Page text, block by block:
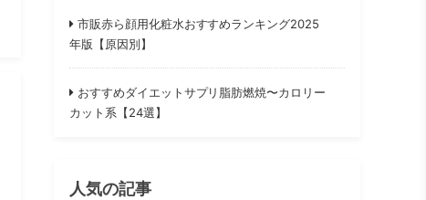
市販赤ら顔用化粧水おすすめランキング2025
年版【原因別】
おすすめダイエットサプリ脂肪燃焼〜カロリー
カット系【24選】
人気の記事